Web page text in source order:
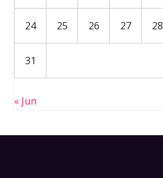
24 25 26 27 28
31
« Jun